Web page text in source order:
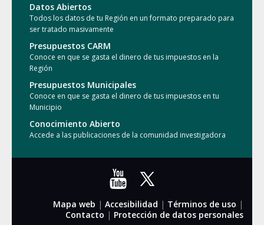
Datos Abiertos
Todos los datos de tu Región en un formato preparado para
ser tratado masivamente
Presupuestos CARM
Conoce en que se gasta el dinero de tus impuestos en la
Región
Presupuestos Municipales
Conoce en que se gasta el dinero de tus impuestos en tu
Municipio
Conocimiento Abierto
Accede a las publicaciones de la comunidad investigadora
Mapa web | Accesibilidad | Términos de uso |
Contacto | Protección de datos personales